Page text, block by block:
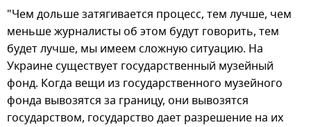
"Чем дольше затягивается процесс, тем лучше, чем
меньше журналисты об этом будут говорить, тем
будет лучше, мы имеем сложную ситуацию. На
Украине существует государственный музейный
фонд. Когда вещи из государственного музейного
фонда вывозятся за границу, они вывозятся
государством, государство дает разрешение на их